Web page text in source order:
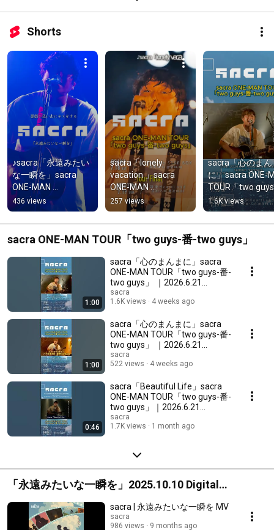
Shorts
♪sacra「永遠みたい
な一瞬を」sacra
ONE-MAN
TOUR「two guys-番-
two guys」｜
2026.7.19 Nagoya
HeartLand #sacra
436 views
sacra「lonely
vacation 」sacra
ONE-MAN
TOUR「two guys-番-
two guys」 ｜
2026.5.17 Shibuya
La.mama #sacra
257 views
sacra「心のまん
に」sacra ONE-
TOUR「two
two guys」  ｜
2026.6.21
Yokohama
#ツガイツアー
#sacra
1.6K views
sacra ONE-MAN TOUR「two guys-番-two guys」
1:00
sacra「心のまんまに」sacra
ONE-MAN TOUR「two guys-番-
two guys」 ｜2026.6.21
Yokohama BAYSIS #ツガイツ
アー #sacra
sacra
1.6K views
4 weeks ago
1:00
sacra「心のまんまに」sacra
ONE-MAN TOUR「two guys-番-
two guys」 ｜2026.6.21
Yokohama BAYSIS #ツガイツ
アー #sacra
sacra
522 views
4 weeks ago
0:46
sacra「Beautiful Life」sacra
ONE-MAN TOUR「two guys-番-
two guys」｜2026.6.21
Yokohama BAYSIS #sacra
sacra
1.7K views
1 month ago
「永遠みたいな一瞬を」2025.10.10 Digital
Release!!
sacra | 永遠みたいな一瞬を MV
sacra
986 views
9 months ago